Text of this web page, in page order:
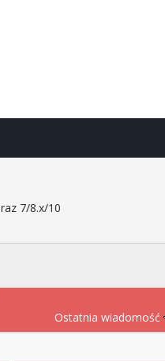
7/8.x/10
Ostatnia wiadomość